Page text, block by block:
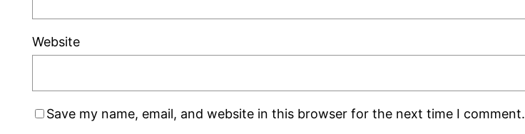
Website
Save my name, email, and website in this browser for the next time I comment.